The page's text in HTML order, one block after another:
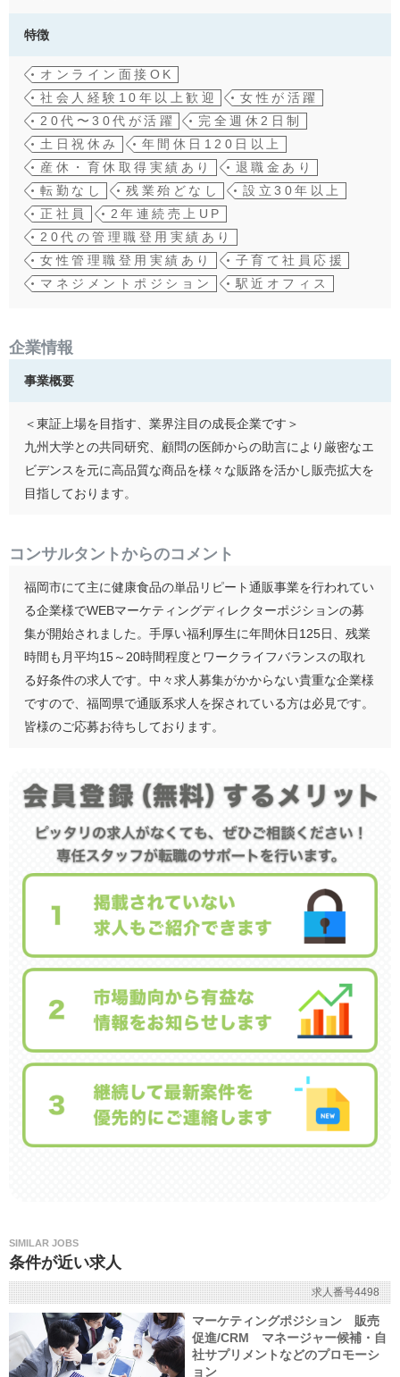
特徴
オンライン面接OK
社会人経験10年以上歓迎
女性が活躍
20代〜30代が活躍
完全週休2日制
土日祝休み
年間休日120日以上
産休・育休取得実績あり
退職金あり
転勤なし
残業殆どなし
設立30年以上
正社員
2年連続売上UP
20代の管理職登用実績あり
女性管理職登用実績あり
子育て社員応援
マネジメントポジション
駅近オフィス
企業情報
事業概要
＜東証上場を目指す、業界注目の成長企業です＞
九州大学との共同研究、顧問の医師からの助言により厳密なエ
ビデンスを元に高品質な商品を様々な販路を活かし販売拡大を
目指しております。
コンサルタントからのコメント
福岡市にて主に健康食品の単品リピート通販事業を行われてい
る企業様でWEBマーケティングディレクターポジションの募
集が開始されました。手厚い福利厚生に年間休日125日、残業
時間も月平均15～20時間程度とワークライフバランスの取れ
る好条件の求人です。中々求人募集がかからない貴重な企業様
ですので、福岡県で通販系求人を探されている方は必見です。
皆様のご応募お待ちしております。
SIMILAR JOBS
条件が近い求人
求人番号4498
マーケティングポジション 販売
促進/CRM マネージャー候補・自
社サプリメントなどのプロモーシ
ョン